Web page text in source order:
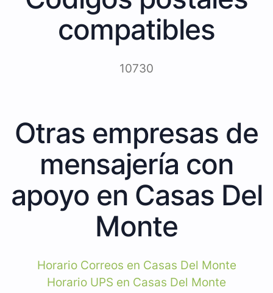
compatibles
10730
Otras empresas de
mensajería con
apoyo en Casas Del
Monte
Horario Correos en Casas Del Monte
Horario UPS en Casas Del Monte